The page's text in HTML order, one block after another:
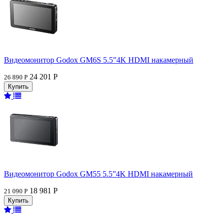
Видеомонитор Godox GM6S 5.5”4K HDMI накамерный
26 890 Р 24 201 Р
Видеомонитор Godox GM55 5.5”4K HDMI накамерный
21 090 Р 18 981 Р